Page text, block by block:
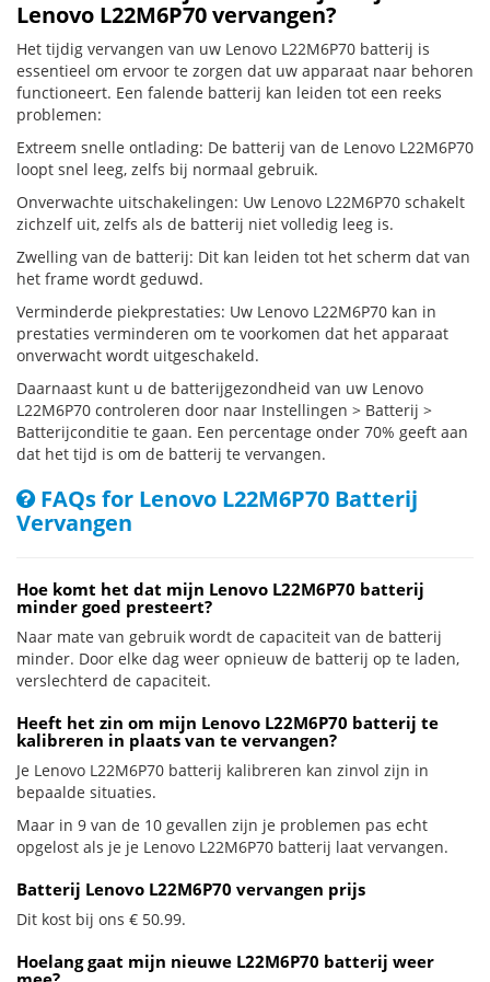
Lenovo L22M6P70 vervangen?
Het tijdig vervangen van uw Lenovo L22M6P70 batterij is
essentieel om ervoor te zorgen dat uw apparaat naar behoren
functioneert. Een falende batterij kan leiden tot een reeks
problemen:
Extreem snelle ontlading: De batterij van de Lenovo L22M6P70
loopt snel leeg, zelfs bij normaal gebruik.
Onverwachte uitschakelingen: Uw Lenovo L22M6P70 schakelt
zichzelf uit, zelfs als de batterij niet volledig leeg is.
Zwelling van de batterij: Dit kan leiden tot het scherm dat van
het frame wordt geduwd.
Verminderde piekprestaties: Uw Lenovo L22M6P70 kan in
prestaties verminderen om te voorkomen dat het apparaat
onverwacht wordt uitgeschakeld.
Daarnaast kunt u de batterijgezondheid van uw Lenovo
L22M6P70 controleren door naar Instellingen > Batterij >
Batterijconditie te gaan. Een percentage onder 70% geeft aan
dat het tijd is om de batterij te vervangen.
FAQs for Lenovo L22M6P70 Batterij
Vervangen
Hoe komt het dat mijn Lenovo L22M6P70 batterij
minder goed presteert?
Naar mate van gebruik wordt de capaciteit van de batterij
minder. Door elke dag weer opnieuw de batterij op te laden,
verslechterd de capaciteit.
Heeft het zin om mijn Lenovo L22M6P70 batterij te
kalibreren in plaats van te vervangen?
Je Lenovo L22M6P70 batterij kalibreren kan zinvol zijn in
bepaalde situaties.
Maar in 9 van de 10 gevallen zijn je problemen pas echt
opgelost als je je Lenovo L22M6P70 batterij laat vervangen.
Batterij Lenovo L22M6P70 vervangen prijs
Dit kost bij ons € 50.99.
Hoelang gaat mijn nieuwe L22M6P70 batterij weer